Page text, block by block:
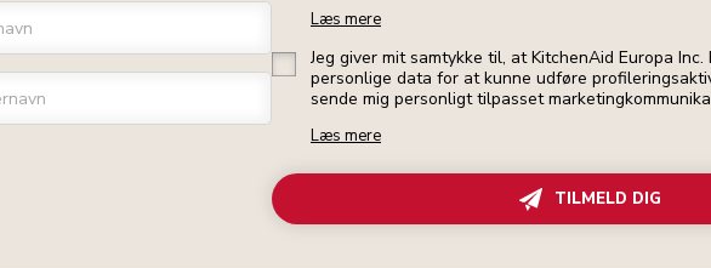
Læs mere
Jeg giver mit samtykke til, at KitchenAid Europa
personlige data for at kunne udføre
sende mig personligt tilpasset
Læs mere
TILMELD DIG